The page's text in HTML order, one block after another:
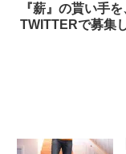
『薪』の貰い手を
TWITTERで募集